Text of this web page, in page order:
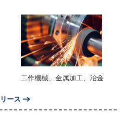
工作機械、金属加工、冶金
ース